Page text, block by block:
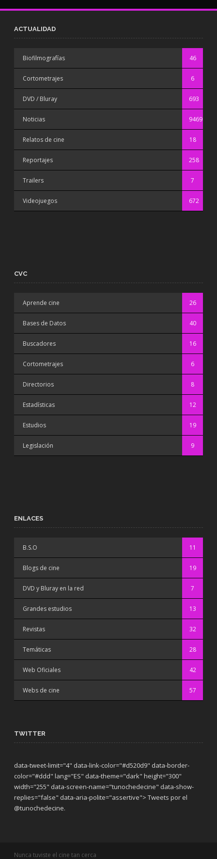
ACTUALIDAD
Biofilmografías 46
Cortometrajes 6
DVD / Bluray 693
Noticias 9469
Relatos de cine 18
Reportajes 258
Trailers 7
Videojuegos 672
CVC
Aprende cine 26
Bases de Datos 40
Buscadores 16
Cortometrajes 6
Directorios 8
Estadísticas 12
Estudios 19
Legislación 9
ENLACES
B.S.O 11
Blogs de cine 19
DVD y Bluray en la red 7
Grandes estudios 13
Revistas 32
Temáticas 28
Web Oficiales 42
Webs de cine 57
TWITTER
data-tweet-limit="4" data-link-color="#d520d9" data-border-
color="#ddd" lang="ES" data-theme="dark" height="300"
width="255" data-screen-name="tunochedecine" data-show-
replies="false" data-aria-polite="assertive"> Tweets por el
@tunochedecine.
Nunca tuviste el cine tan cerca